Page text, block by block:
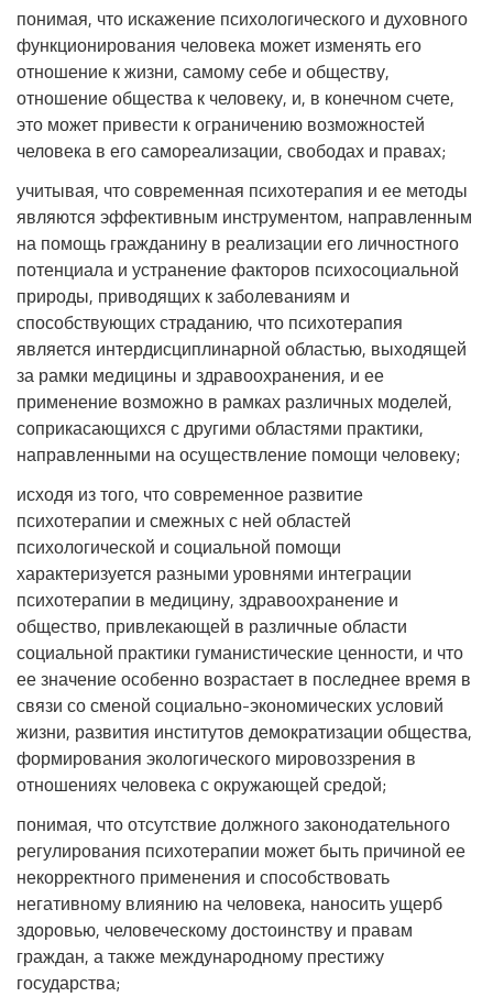
понимая, что искажение психологического и духовного
функционирования человека может изменять его
отношение к жизни, самому себе и обществу,
отношение общества к человеку, и, в конечном счете,
это может привести к ограничению возможностей
человека в его самореализации, свободах и правах;
учитывая, что современная психотерапия и ее методы
являются эффективным инструментом, направленным
на помощь гражданину в реализации его личностного
потенциала и устранение факторов психосоциальной
природы, приводящих к заболеваниям и
способствующих страданию, что психотерапия
является интердисциплинарной областью, выходящей
за рамки медицины и здравоохранения, и ее
применение возможно в рамках различных моделей,
соприкасающихся с другими областями практики,
направленными на осуществление помощи человеку;
исходя из того, что современное развитие
психотерапии и смежных с ней областей
психологической и социальной помощи
характеризуется разными уровнями интеграции
психотерапии в медицину, здравоохранение и
общество, привлекающей в различные области
социальной практики гуманистические ценности, и что
ее значение особенно возрастает в последнее время в
связи со сменой социально-экономических условий
жизни, развития институтов демократизации общества,
формирования экологического мировоззрения в
отношениях человека с окружающей средой;
понимая, что отсутствие должного законодательного
регулирования психотерапии может быть причиной ее
некорректного применения и способствовать
негативному влиянию на человека, наносить ущерб
здоровью, человеческому достоинству и правам
граждан, а также международному престижу
государства;